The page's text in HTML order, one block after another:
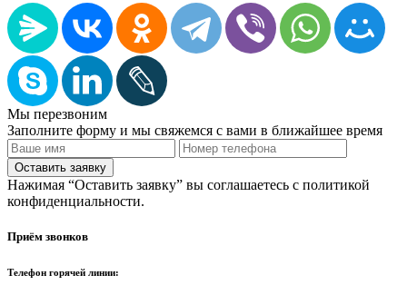
Мы перезвоним
Заполните форму и мы свяжемся с вами в ближайшее время
Нажимая “Оставить заявку” вы соглашаетесь с политикой
конфиденциальности.
Приём звонков
Телефон горячей линии: